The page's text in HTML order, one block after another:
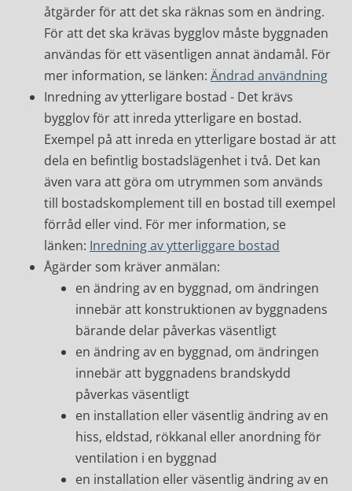
åtgärder för att det ska räknas som en ändring.
För att det ska krävas bygglov måste byggnaden
användas för ett väsentligen annat ändamål. För
mer information, se länken: Ändrad användning
Inredning av ytterligare bostad - Det krävs
bygglov för att inreda ytterligare en bostad.
Exempel på att inreda en ytterligare bostad är att
dela en befintlig bostadslägenhet i två. Det kan
även vara att göra om utrymmen som används
till bostadskomplement till en bostad till exempel
förråd eller vind. För mer information, se
länken: Inredning av ytterliggare bostad
Ågärder som kräver anmälan:
en ändring av en byggnad, om ändringen
innebär att konstruktionen av byggnadens
bärande delar påverkas väsentligt
en ändring av en byggnad, om ändringen
innebär att byggnadens brandskydd
påverkas väsentligt
en installation eller väsentlig ändring av en
hiss, eldstad, rökkanal eller anordning för
ventilation i en byggnad
en installation eller väsentlig ändring av en